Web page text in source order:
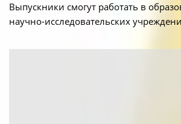
Выпускники смогут работать в
научно-исследовательских